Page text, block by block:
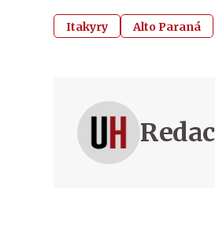
Itakyry Alto Paraná